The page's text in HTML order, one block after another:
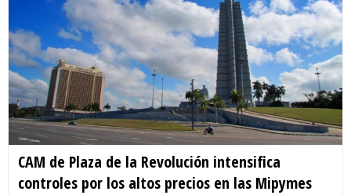
CAM de Plaza de la Revolución intensifica
controles por los altos precios en las Mipymes